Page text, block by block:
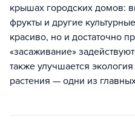
крышах городских домов:
фрукты и другие
красиво, но и достаточно
«засаживание»
также улучшается
растения — одни из